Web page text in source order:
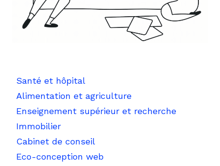
Santé et hôpital
Alimentation et agriculture
Enseignement supérieur et recherche
Immobilier
Cabinet de conseil
Eco-conception web